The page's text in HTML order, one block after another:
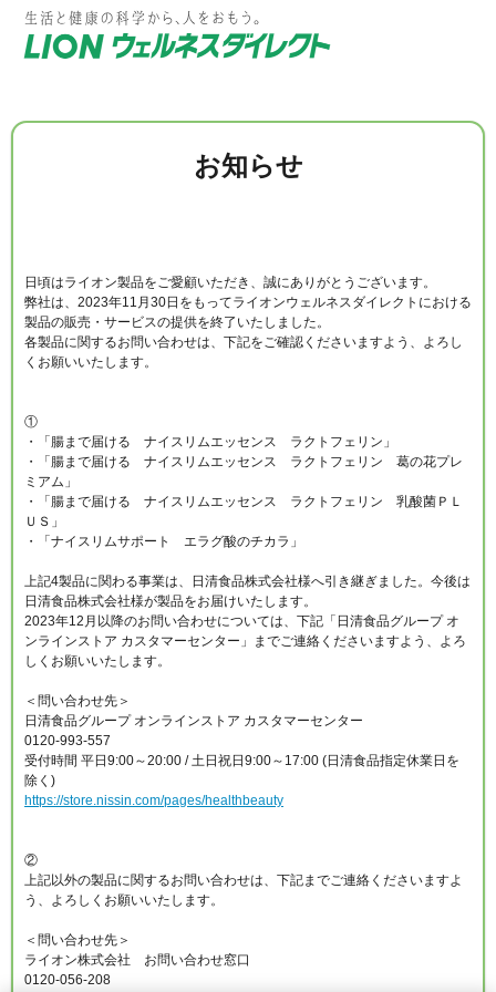
お知らせ
日頃はライオン製品をご愛顧いただき、誠にありがとうございます。
弊社は、2023年11月30日をもってライオンウェルネスダイレクトにおける
製品の販売・サービスの提供を終了いたしました。
各製品に関するお問い合わせは、下記をご確認くださいますよう、よろし
くお願いいたします。
①
・「腸まで届ける ナイスリムエッセンス ラクトフェリン」
・「腸まで届ける ナイスリムエッセンス ラクトフェリン 葛の花プレ
ミアム」
・「腸まで届ける ナイスリムエッセンス ラクトフェリン 乳酸菌ＰＬ
ＵＳ」
・「ナイスリムサポート エラグ酸のチカラ」
上記4製品に関わる事業は、日清食品株式会社様へ引き継ぎました。今後は
日清食品株式会社様が製品をお届けいたします。
2023年12月以降のお問い合わせについては、下記「日清食品グループ オ
ンラインストア カスタマーセンター」までご連絡くださいますよう、よろ
しくお願いいたします。
＜問い合わせ先＞
日清食品グループ オンラインストア カスタマーセンター
0120-993-557
受付時間 平日9:00～20:00 / 土日祝日9:00～17:00 (日清食品指定休業日を
除く)
https://store.nissin.com/pages/healthbeauty
②
上記以外の製品に関するお問い合わせは、下記までご連絡くださいますよ
う、よろしくお願いいたします。
＜問い合わせ先＞
ライオン株式会社 お問い合わせ窓口
0120-056-208